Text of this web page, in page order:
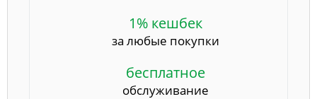
1% кешбек
за любые покупки
бесплатное
обслуживание